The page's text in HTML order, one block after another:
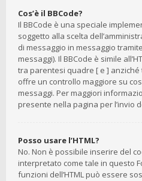
Cos’è il BBCode?
Il BBCode è una speciale
soggetto alla scelta
di messaggio in messaggio
messaggi). Il BBCode è simile
tra parentesi quadre [ e ]
offre un controllo maggiore su
messaggi. Per maggiori
presente nella pagina per l’invio
Posso usare l’HTML?
No. Non è possibile inserire del
interpretato come tale in questo
funzioni dell’HTML può essere